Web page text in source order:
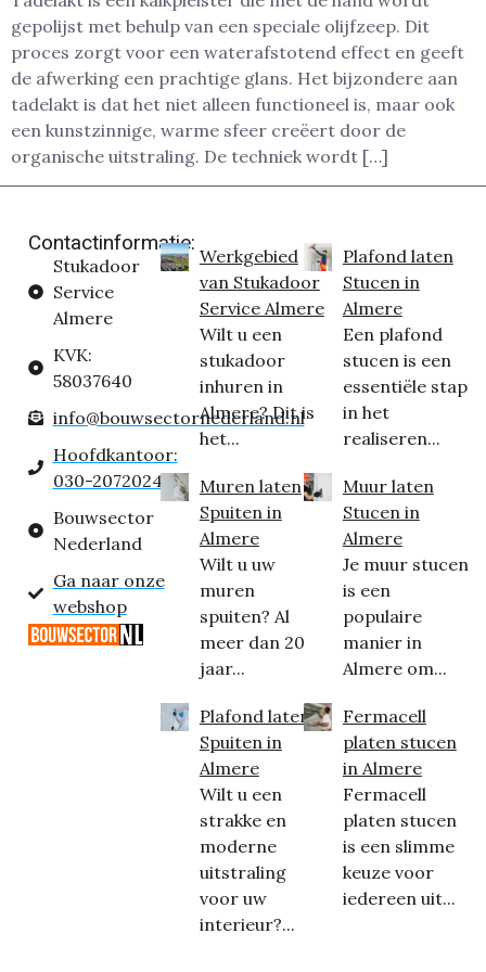
gepolijst met behulp van een speciale olijfzeep. Dit
proces zorgt voor een waterafstotend effect en geeft
de afwerking een prachtige glans. Het bijzondere aan
tadelakt is dat het niet alleen functioneel is, maar ook
een kunstzinnige, warme sfeer creëert door de
organische uitstraling. De techniek wordt […]
Contactinformatie:
Stukadoor
Service
Almere
KVK:
58037640
info@bouwsectornederland.nl
Hoofdkantoor:
030-2072024
Bouwsector
Nederland
Ga naar onze
webshop
Werkgebied
van Stukadoor
Service Almere
Wilt u een
stukadoor
inhuren in
Almere? Dit is
het...
Muren laten
Spuiten in
Almere
Wilt u uw
muren
spuiten? Al
meer dan 20
jaar...
Plafond laten
Spuiten in
Almere
Wilt u een
strakke en
moderne
uitstraling
voor uw
interieur?...
Plafond laten
Stucen in
Almere
Een plafond
stucen is een
essentiële stap
in het
realiseren...
Muur laten
Stucen in
Almere
Je muur stucen
is een
populaire
manier in
Almere om...
Fermacell
platen stucen
in Almere
Fermacell
platen stucen
is een slimme
keuze voor
iedereen uit...